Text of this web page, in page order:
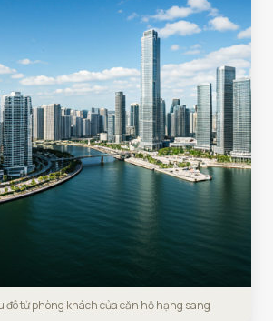
từ phòng khách của căn hộ hạng sang